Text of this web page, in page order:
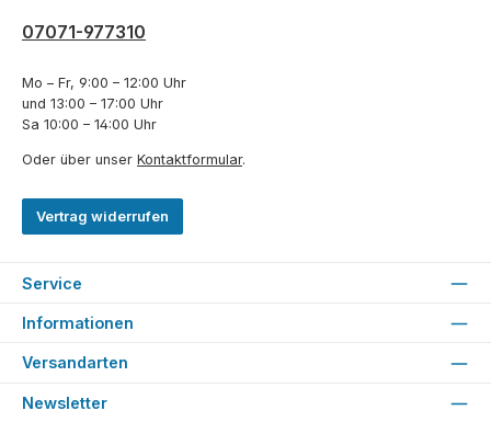
07071-977310
Mo – Fr, 9:00 – 12:00 Uhr
und 13:00 – 17:00 Uhr
Sa 10:00 – 14:00 Uhr
Oder über unser Kontaktformular.
Vertrag widerrufen
Service
Informationen
Versandarten
Newsletter